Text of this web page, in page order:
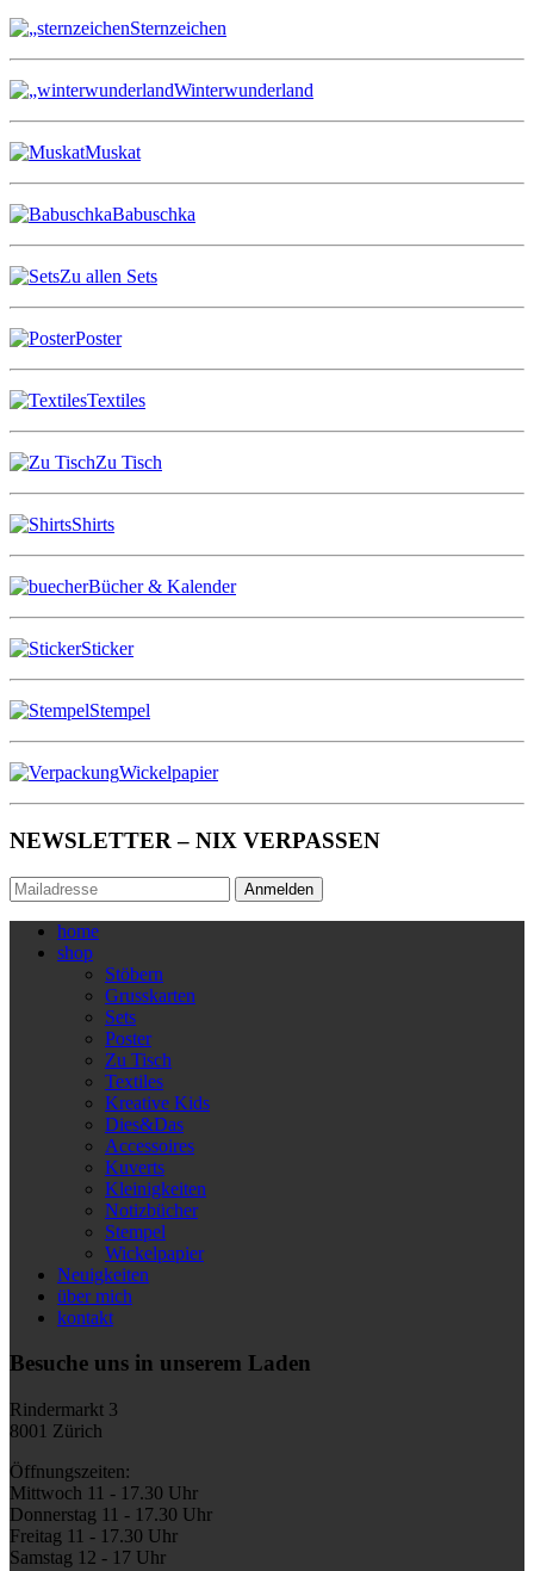
Sternzeichen
Winterwunderland
Muskat
Babuschka
Zu allen Sets
Poster
Textiles
Zu Tisch
Shirts
Bücher & Kalender
Sticker
Stempel
Wickelpapier
NEWSLETTER – NIX VERPASSEN
Anmelden
home
shop
Stöbern
Grusskarten
Sets
Poster
Zu Tisch
Textiles
Kreative Kids
Dies&Das
Accessoires
Kuverts
Kleinigkeiten
Notizbücher
Stempel
Wickelpapier
Neuigkeiten
über mich
kontakt
Besuche uns in unserem Laden
Rindermarkt 3
8001 Zürich
Öffnungszeiten:
Mittwoch 11 - 17.30 Uhr
Donnerstag 11 - 17.30 Uhr
Freitag 11 - 17.30 Uhr
Samstag 12 - 17 Uhr